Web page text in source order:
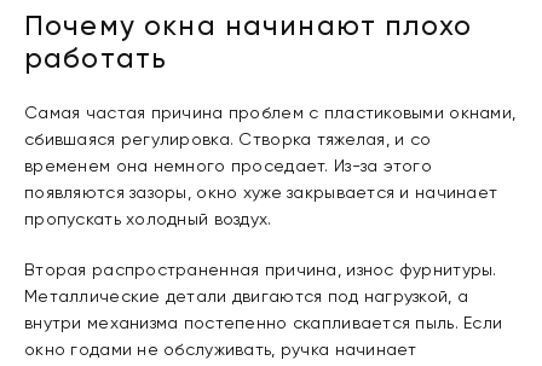
Почему окна начинают плохо
работать
Самая частая причина проблем с пластиковыми окнами,
сбившаяся регулировка. Створка тяжелая, и со
временем она немного проседает. Из-за этого
появляются зазоры, окно хуже закрывается и начинает
пропускать холодный воздух.
Вторая распространенная причина, износ фурнитуры.
Металлические детали двигаются под нагрузкой, а
внутри механизма постепенно скапливается пыль. Если
окно годами не обслуживать, ручка начинает